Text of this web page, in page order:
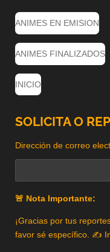
ANIMES EN EMISION
ANIMES FINALIZADOS
INICIO
SOLICITA O
Dirección de correo
🚨 Nota Importante:
¡Gracias por tus
favor sé específico. ✍️